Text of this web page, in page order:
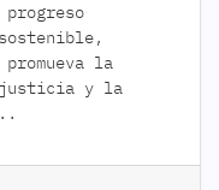
la
justicia y la